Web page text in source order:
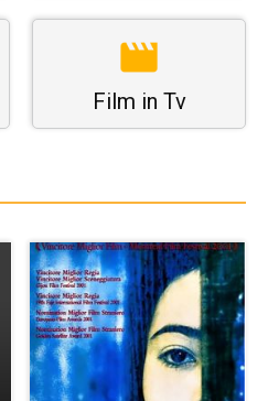
Film in Tv